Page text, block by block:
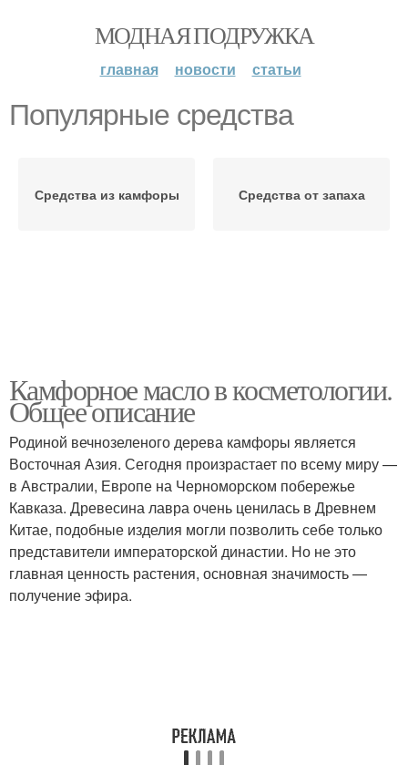
МОДНАЯ ПОДРУЖКА
главная новости статьи
Популярные средства
Средства из камфоры Средства от запаха
Камфорное масло в косметологии.
Общее описание
Родиной вечнозеленого дерева камфоры является
Восточная Азия. Сегодня произрастает по всему миру —
в Австралии, Европе на Черноморском побережье
Кавказа. Древесина лавра очень ценилась в Древнем
Китае, подобные изделия могли позволить себе только
представители императорской династии. Но не это
главная ценность растения, основная значимость —
получение эфира.